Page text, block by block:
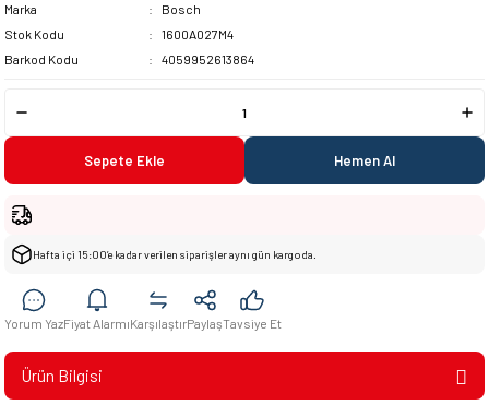
Marka
Bosch
Stok Kodu
1600A027M4
Barkod Kodu
4059952613864
Sepete Ekle Hemen Al
Hafta içi 15:00’e kadar verilen siparişler aynı gün kargoda.
Yorum YazFiyat AlarmıKarşılaştırPaylaşTavsiye Et
Ürün Bilgisi